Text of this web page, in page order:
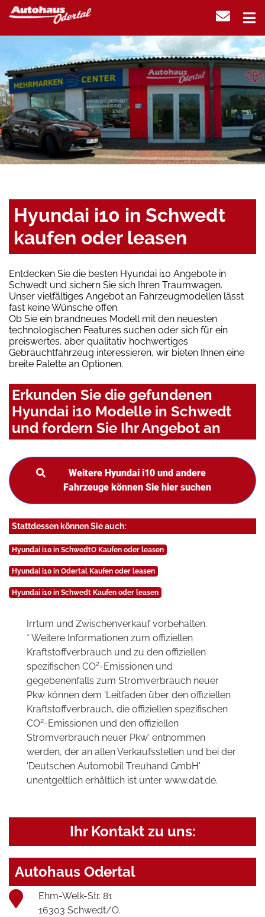
Hyundai i10 in Schwedt
kaufen oder leasen
Entdecken Sie die besten Hyundai i10 Angebote in
Schwedt und sichern Sie sich Ihren Traumwagen.
Unser vielfältiges Angebot an Fahrzeugmodellen lässt
fast keine Wünsche offen.
Ob Sie ein brandneues Modell mit den neuesten
technologischen Features suchen oder sich für ein
preiswertes, aber qualitativ hochwertiges
Gebrauchtfahrzeug interessieren, wir bieten Ihnen eine
breite Palette an Optionen.
Erkunden Sie die gefundenen
Hyundai i10 Modelle in Schwedt
und fordern Sie Ihr Angebot an
Weitere Hyundai i10 und andere
Fahrzeuge können Sie hier suchen
Stattdessen können Sie auch:
Hyundai i10 in SchwedtO Kaufen oder leasen
Hyundai i10 in Odertal Kaufen oder leasen
Hyundai i10 in Schwedt Kaufen oder leasen
Irrtum und Zwischenverkauf vorbehalten.
* Weitere Informationen zum offiziellen
Kraftstoffverbrauch und zu den offiziellen
spezifischen CO2-Emissionen und
gegebenenfalls zum Stromverbrauch neuer
Pkw können dem 'Leitfaden über den offiziellen
Kraftstoffverbrauch, die offiziellen spezifischen
CO2-Emissionen und den offiziellen
Stromverbrauch neuer Pkw' entnommen
werden, der an allen Verkaufsstellen und bei der
'Deutschen Automobil Treuhand GmbH'
unentgeltlich erhältlich ist unter www.dat.de.
Ihr Kontakt zu uns:
Autohaus Odertal
Ehm-Welk-Str. 81
16303 Schwedt/O.